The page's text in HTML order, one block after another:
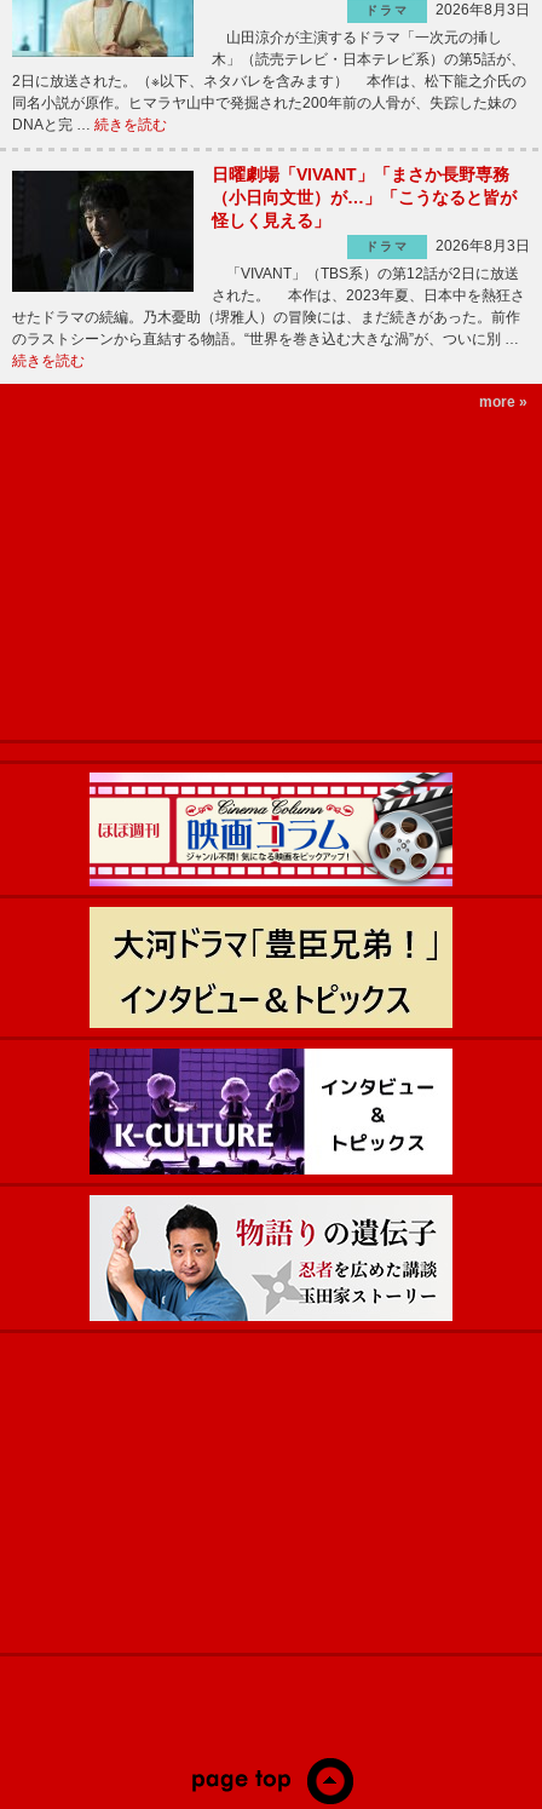
ドラマ
2026年8月3日
山田涼介が主演するドラマ「一次元の挿し
木」（読売テレビ・日本テレビ系）の第5話が、
2日に放送された。（※以下、ネタバレを含みます） 本作は、松下龍之介氏の
同名小説が原作。ヒマラヤ山中で発掘された200年前の人骨が、失踪した妹の
DNAと完 … 続きを読む
日曜劇場「VIVANT」「まさか長野専務
（小日向文世）が…」「こうなると皆が
怪しく見える」
ドラマ
2026年8月3日
「VIVANT」（TBS系）の第12話が2日に放送
された。 本作は、2023年夏、日本中を熱狂さ
せたドラマの続編。乃木憂助（堺雅人）の冒険には、まだ続きがあった。前作
のラストシーンから直結する物語。“世界を巻き込む大きな渦”が、ついに別 …
続きを読む
more »